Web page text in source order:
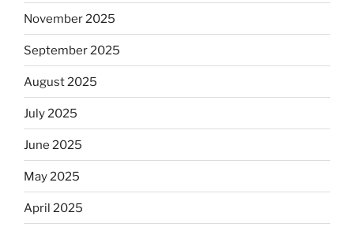
November 2025
September 2025
August 2025
July 2025
June 2025
May 2025
April 2025